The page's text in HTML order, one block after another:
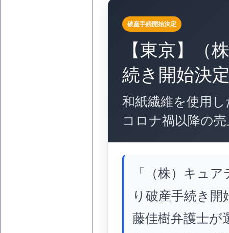
破産手続開始決定
【東京】（
続き開始決
和紙繊維を使用
コロナ禍以降の
「（株）キュ
り破産手続き
藤佳樹弁護士が